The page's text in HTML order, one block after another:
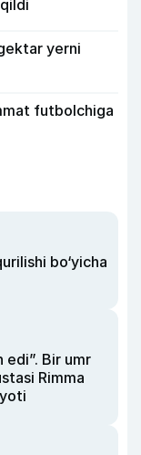
yerni
futbolchiga
bo‘yicha
edi”. Bir umr
Rimma